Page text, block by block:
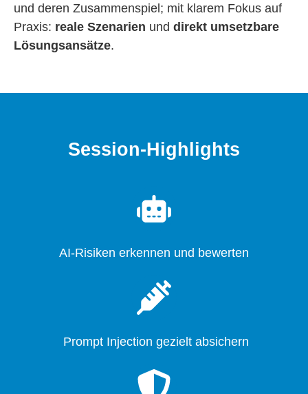
und deren Zusammenspiel ; mit klarem Fokus auf
Praxis: reale Szenarien und direkt umsetzbare
Lösungsansätze.
Session-Highlights
AI-Risiken erkennen und bewerten
Prompt Injection gezielt absichern